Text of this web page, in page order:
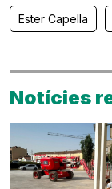
Ester Capella
Notícies